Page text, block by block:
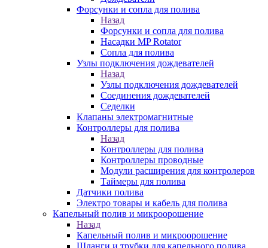
Форсунки и сопла для полива
Назад
Форсунки и сопла для полива
Насадки MP Rotator
Сопла для полива
Узлы подключения дождевателей
Назад
Узлы подключения дождевателей
Соединения дождевателей
Седелки
Клапаны электромагнитные
Контроллеры для полива
Назад
Контроллеры для полива
Контроллеры проводные
Модули расширения для контролеров
Таймеры для полива
Датчики полива
Электро товары и кабель для полива
Капельный полив и микроорошение
Назад
Капельный полив и микроорошение
Шланги и трубки для капельного полива